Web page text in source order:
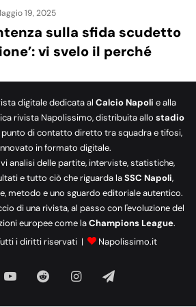
19, 2025
sulla sfida scudetto
vi svelo il perché
digitale dedicata al Calcio Napoli e alla
rivista Napolissimo, distribuita allo stadio
punto di contatto diretto tra squadra e tifosi,
in formato digitale.
analisi delle partite, interviste, statistiche,
e tutto ciò che riguarda laSSC Napoli,
metodo e uno sguardo editoriale autentico.
di una rivista, al passo con l'evoluzione del
europee come laChampions League.
i diritti riservati |
Napolissimo.it
RedditInstagram